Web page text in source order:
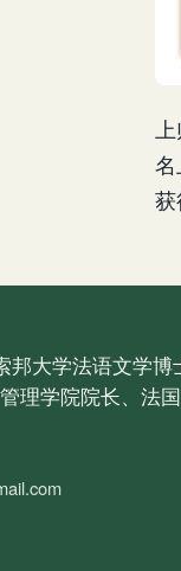
获
邦大学法语文学
理学院院长、法